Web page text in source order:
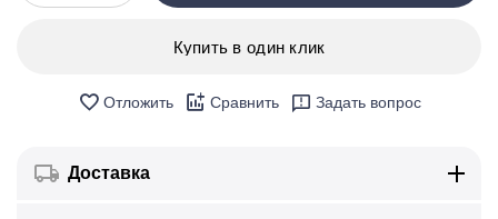
Купить в один клик
Отложить Сравнить Задать вопрос
Доставка